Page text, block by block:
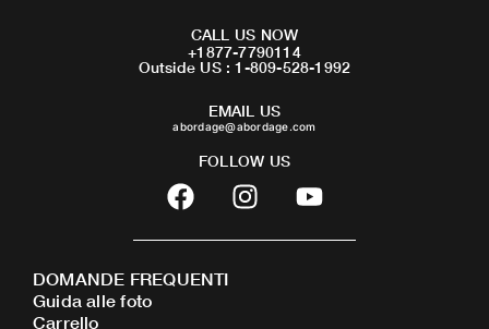
CALL US NOW
+1877-7790114
Outside US : 1-809-528-1992
EMAIL US
abordage@abordage.com
FOLLOW US
F
a
c
b
I
n
s
Y
o
u
DOMANDE FREQUENTI
Guida alle foto
Carrello